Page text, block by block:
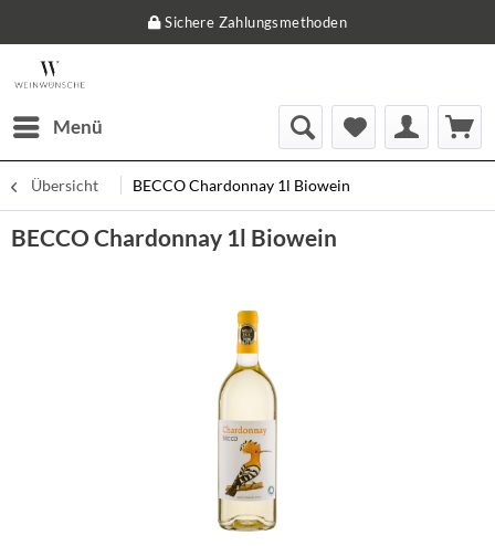
Sichere Zahlungsmethoden
Menü
Übersicht BECCO Chardonnay 1l Biowein
BECCO Chardonnay 1l Biowein